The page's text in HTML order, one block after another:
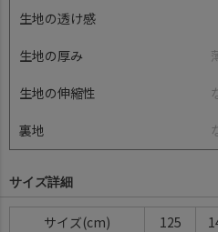
生地の透け感
生地の厚み
生地の伸縮性
裏地
サイズ詳細
サイズ(cm) 125